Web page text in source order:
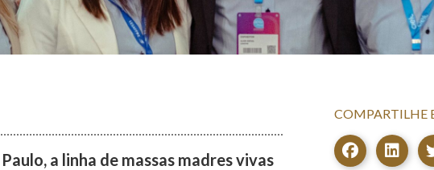
a linha de massas madres vivas
COMPARTILHE